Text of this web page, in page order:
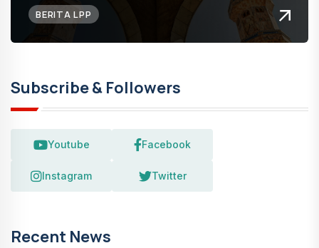
BERITA LPP
Subscribe & Followers
Youtube Facebook
Instagram Twitter
Recent News